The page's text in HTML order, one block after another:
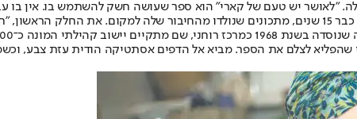
לה. "לאושר יש טעם של קארי" הוא ספר שעושה חשק להשתמש בו. אין בו
בסיסי למקום, ורוב המתכונים שבו מתרכזים במטבח הטמילי שבתוכו היא חיה כבר 15 שנים, מתכונים
לצלם את הספר. מביא אל הדפים אסתטיקה הודית עזת צבע,